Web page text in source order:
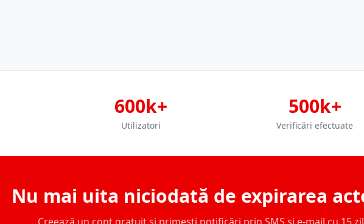
600k+
Utilizatori
500k+
Verificări efectuate
Nu mai uita niciodată de expirarea